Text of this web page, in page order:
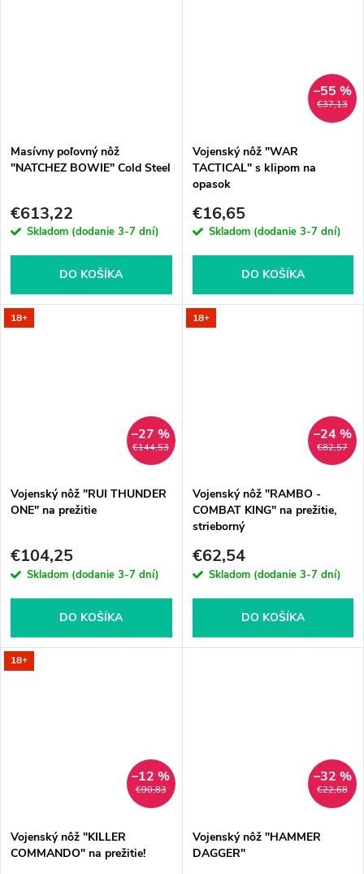
Masívny poľovný nôž
"NATCHEZ BOWIE" Cold Steel
€613,22
Skladom (dodanie 3-7 dní)
DO KOŠÍKA
€37,13
–55 %
Vojenský nôž "WAR
TACTICAL" s klipom na
opasok
€16,65
Skladom (dodanie 3-7 dní)
DO KOŠÍKA
18+
€144,53
–27 %
Vojenský nôž "RUI THUNDER
ONE" na prežitie
€104,25
Skladom (dodanie 3-7 dní)
DO KOŠÍKA
18+
€82,57
–24 %
Vojenský nôž "RAMBO -
COMBAT KING" na prežitie,
strieborný
€62,54
Skladom (dodanie 3-7 dní)
DO KOŠÍKA
18+
€90,83
–12 %
Vojenský nôž "KILLER
COMMANDO" na prežitie!
€22,68
–32 %
Vojenský nôž "HAMMER
DAGGER"